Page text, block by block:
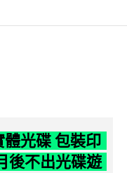
光碟 包裝印
後不出光碟遊